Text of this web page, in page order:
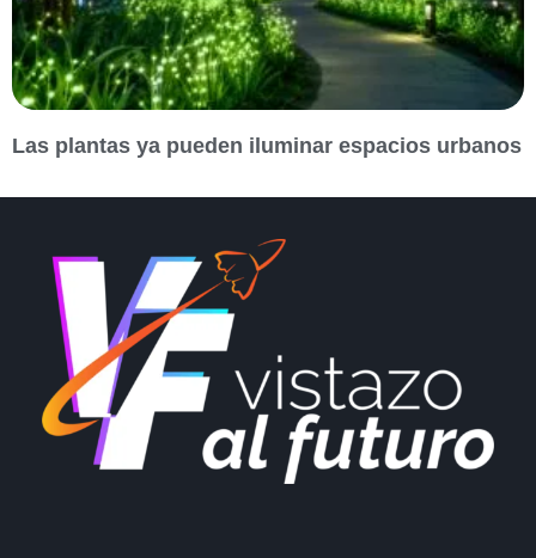
Las plantas ya pueden iluminar espacios urbanos